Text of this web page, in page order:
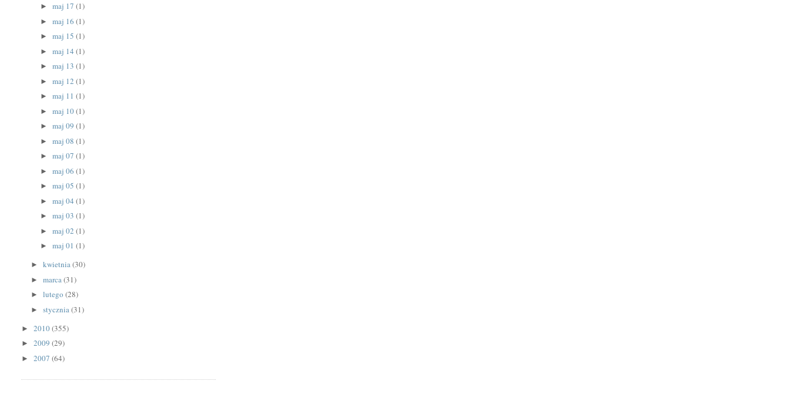
► maj 17 (1)
► maj 16 (1)
► maj 15 (1)
► maj 14 (1)
► maj 13 (1)
► maj 12 (1)
► maj 11 (1)
► maj 10(1)
► maj 09 (1)
► maj 08 (1)
► maj 07 (1)
► maj 06 (1)
► maj 05 (1)
► maj 04 (1)
► maj 03 (1)
► maj 02 (1)
► maj 01 (1)
►kwietnia(30)
►marca(31)
►lutego(28)
►stycznia(31)
►2010(355)
►2009(29)
►2007(64)